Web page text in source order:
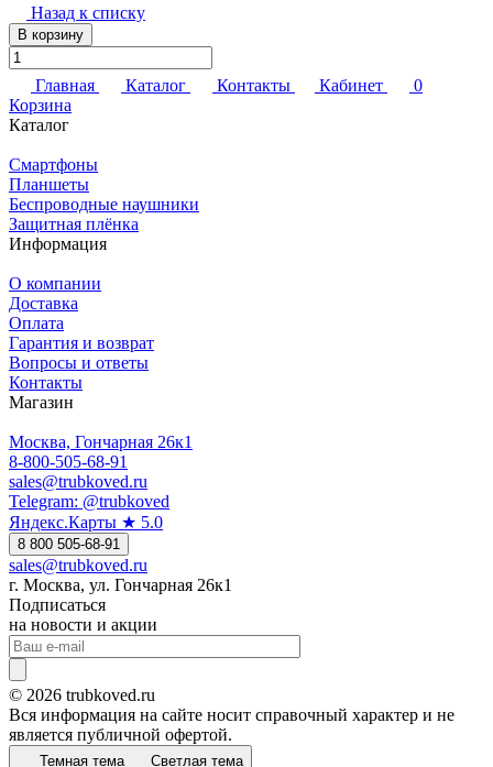
Назад к списку
В корзину
Главная Каталог Контакты Кабинет
0
Корзина
Каталог
Смартфоны
Планшеты
Беспроводные наушники
Защитная плёнка
Информация
О компании
Доставка
Оплата
Гарантия и возврат
Вопросы и ответы
Контакты
Магазин
Москва, Гончарная 26к1
8-800-505-68-91
sales@trubkoved.ru
Telegram: @trubkoved
Яндекс.Карты ★ 5.0
8 800 505-68-91
sales@trubkoved.ru
г. Москва, ул. Гончарная 26к1
Подписаться
на новости и акции
© 2026 trubkoved.ru
Вся информация на сайте носит справочный характер и не
является публичной офертой.
Темная тема Светлая тема